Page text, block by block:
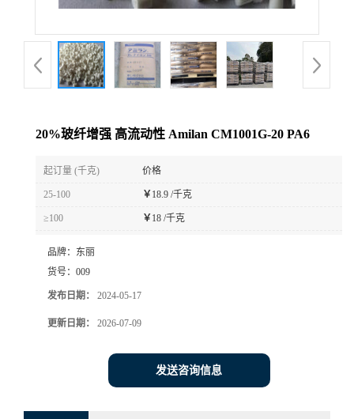
品
展
20%玻纤增强 高流动性 Amilan CM1001G-20 PA6
起订量 (千克) 价格
25-100 ￥18.9 /千克
≥100 ￥18 /千克
品牌： 东丽
货号： 009
发布日期： 2024-05-17
更新日期： 2026-07-09
发送咨询信息